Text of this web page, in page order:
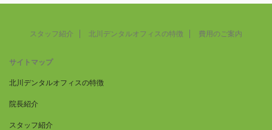
スタッフ紹介 北川デンタルオフィスの特徴 費用のご案内
サイトマップ
北川デンタルオフィスの特徴
院長紹介
スタッフ紹介